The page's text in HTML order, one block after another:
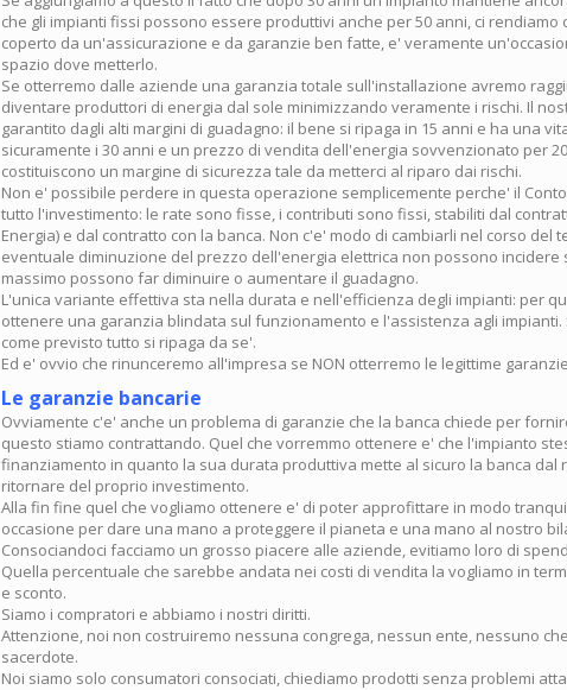
che gli impianti fissi possono essere produttivi anche per 50 anni, ci rendiamo
coperto da un'assicurazione e da garanzie ben fatte, e' veramente
spazio dove metterlo.
Se otterremo dalle aziende una garanzia totale sull'installazione avremo
diventare produttori di energia dal sole minimizzando veramente i rischi. Il
garantito dagli alti margini di guadagno: il bene si ripaga in 15 anni e ha una
sicuramente i 30 anni e un prezzo di vendita dell'energia sovvenzionato per
costituiscono un margine di sicurezza tale da metterci al riparo dai rischi.
Non e' possibile perdere in questa operazione semplicemente perche' il
tutto l'investimento: le rate sono fisse, i contributi sono fissi, stabiliti dal
Energia) e dal contratto con la banca. Non c'e' modo di cambiarli nel corso del
eventuale diminuzione del prezzo dell'energia elettrica non possono incidere
massimo possono far diminuire o aumentare il guadagno.
L'unica variante effettiva sta nella durata e nell'efficienza degli impianti: per
ottenere una garanzia blindata sul funzionamento e l'assistenza agli impianti.
come previsto tutto si ripaga da se'.
Ed e' ovvio che rinunceremo all'impresa se NON otterremo le legittime
Le garanzie bancarie
Ovviamente c'e' anche un problema di garanzie che la banca chiede per
questo stiamo contrattando. Quel che vorremmo ottenere e' che l'impianto
finanziamento in quanto la sua durata produttiva mette al sicuro la banca dal
ritornare del proprio investimento.
Alla fin fine quel che vogliamo ottenere e' di poter approfittare in modo
occasione per dare una mano a proteggere il pianeta e una mano al nostro
Consociandoci facciamo un grosso piacere alle aziende, evitiamo loro di
Quella percentuale che sarebbe andata nei costi di vendita la vogliamo in
e sconto.
Siamo i compratori e abbiamo i nostri diritti.
Attenzione, noi non costruiremo nessuna congrega, nessun ente, nessuno
sacerdote.
Noi siamo solo consumatori consociati, chiediamo prodotti senza problemi